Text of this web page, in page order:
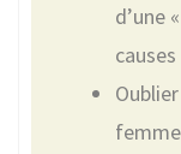
d’une